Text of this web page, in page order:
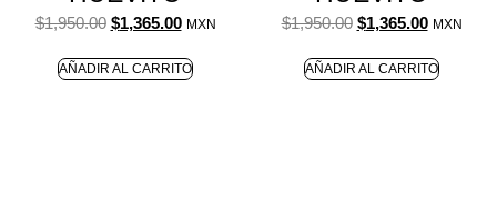
$1,950.00 $1,365.00 MXN
AÑADIR AL CARRITO
$1,950.00 $1,365.00 MXN
AÑADIR AL CARRITO